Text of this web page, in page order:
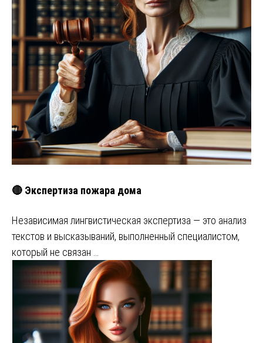
🔴 Экспертиза пожара дома
Независимая лингвистическая экспертиза — это анализ
текстов и высказываний, выполненный специалистом,
который не связан …